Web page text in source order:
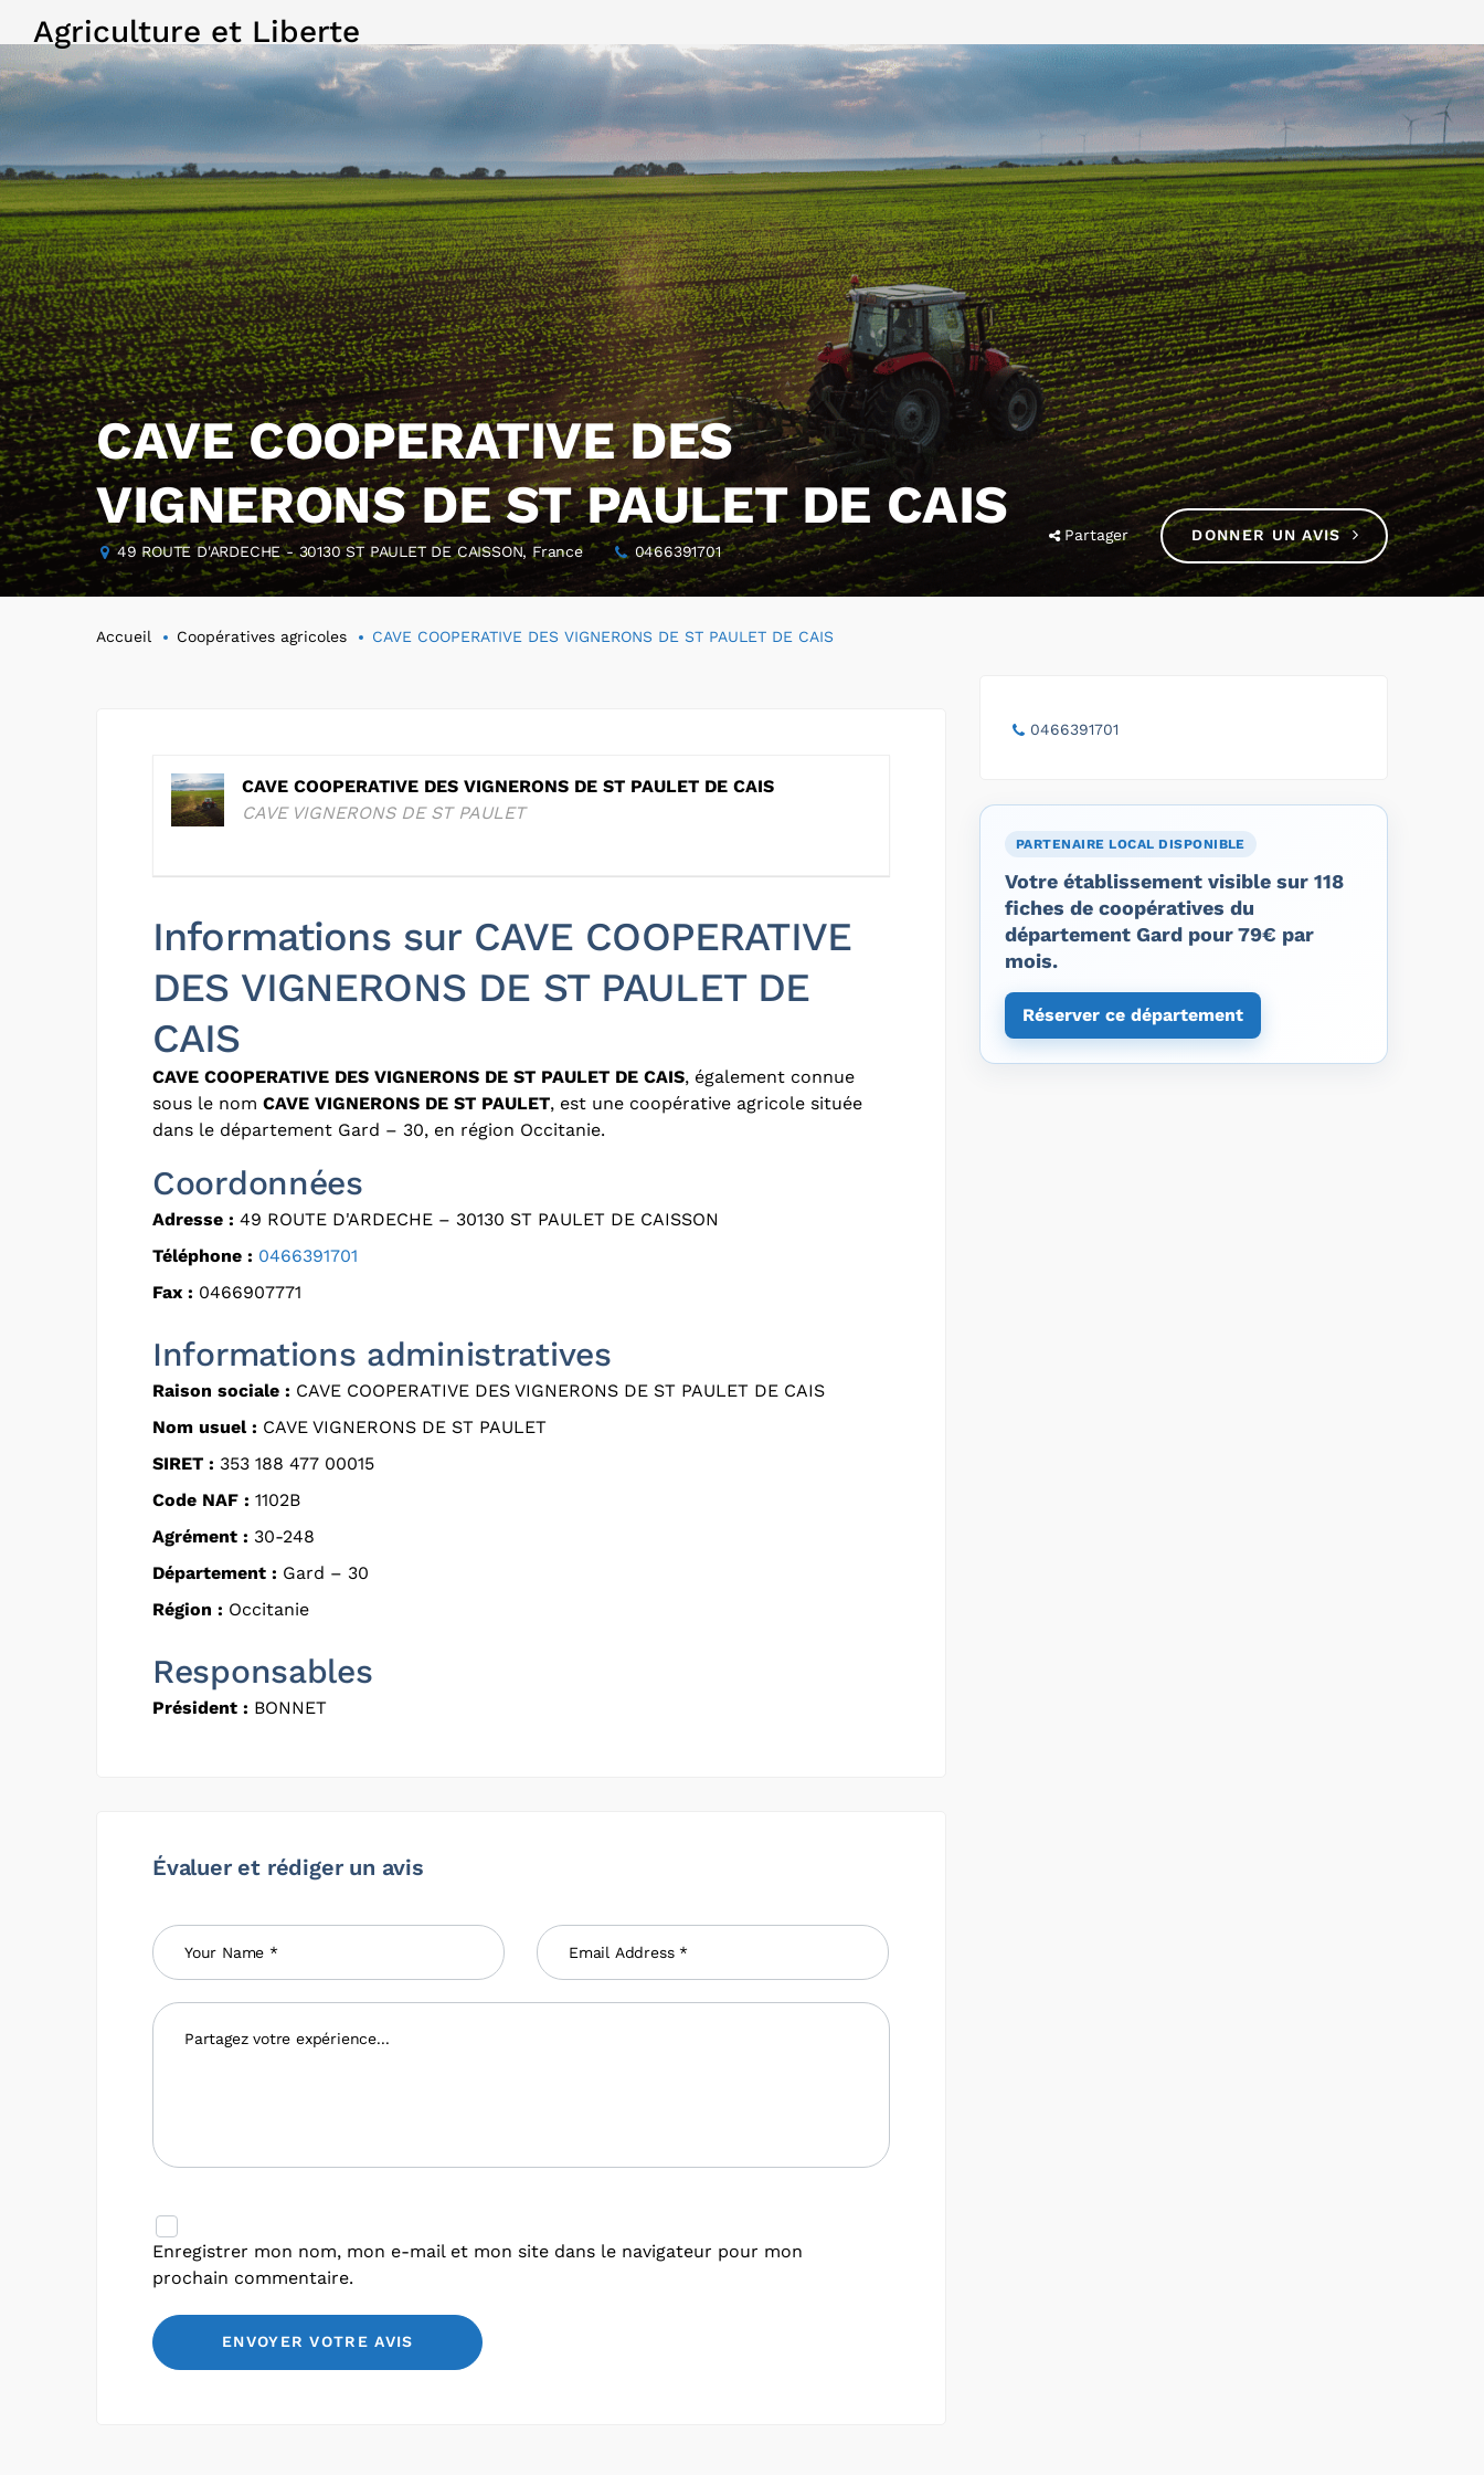
Agriculture et Liberte
CAVE COOPERATIVE DES
VIGNERONS DE ST PAULET DE CAIS
49 ROUTE D'ARDECHE - 30130 ST PAULET DE CAISSON, France 0466391701
Partager DONNER UN AVIS
Accueil Coopératives agricoles CAVE COOPERATIVE DES VIGNERONS DE ST PAULET DE CAIS
CAVE COOPERATIVE DES VIGNERONS DE ST PAULET DE CAIS
CAVE VIGNERONS DE ST PAULET
Informations sur CAVE COOPERATIVE
DES VIGNERONS DE ST PAULET DE
CAIS
CAVE COOPERATIVE DES VIGNERONS DE ST PAULET DE CAIS, également connue
sous le nom CAVE VIGNERONS DE ST PAULET, est une coopérative agricole située
dans le département Gard – 30, en région Occitanie.
Coordonnées
Adresse : 49 ROUTE D'ARDECHE – 30130 ST PAULET DE CAISSON
Téléphone : 0466391701
Fax : 0466907771
Informations administratives
Raison sociale : CAVE COOPERATIVE DES VIGNERONS DE ST PAULET DE CAIS
Nom usuel : CAVE VIGNERONS DE ST PAULET
SIRET : 353 188 477 00015
Code NAF : 1102B
Agrément : 30-248
Département : Gard – 30
Région : Occitanie
Responsables
Président : BONNET
Évaluer et rédiger un avis
Enregistrer mon nom, mon e-mail et mon site dans le navigateur pour mon
prochain commentaire.
0466391701
PARTENAIRE LOCAL DISPONIBLE
Votre établissement visible sur 118
fiches de coopératives du
département Gard pour 79€ par
mois.
Réserver ce département